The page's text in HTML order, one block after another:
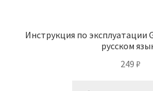
Инструкция по эксплуатации
русском
249 ₽